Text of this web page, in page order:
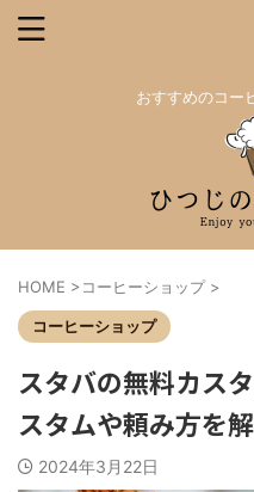
おすすめのコー
HOME >コーヒーショップ >
コーヒーショップ
スタバの無料カス
スタムや頼み方を
2024年3月22日